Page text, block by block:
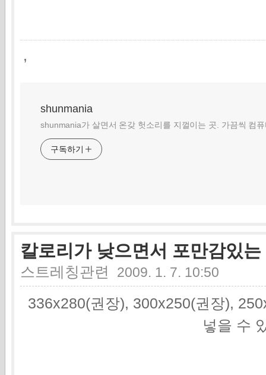
,
shunmania
shunmania가 살면서 온갖 헛소리를 지껄이는 곳. 가끔씩 컴
구독하기
칼로리가 낮으면서 포만감있는
스트레칭관련 2009. 1. 7. 10:50
336x280(권장), 300x250(권장),
넣을 수